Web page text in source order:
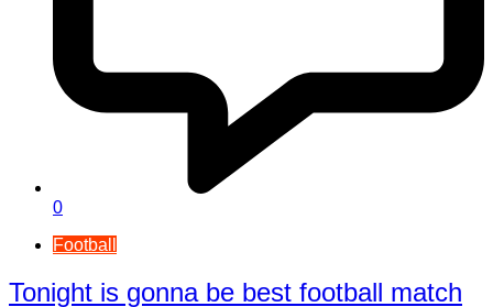
0
Football
Tonight is gonna be best football match